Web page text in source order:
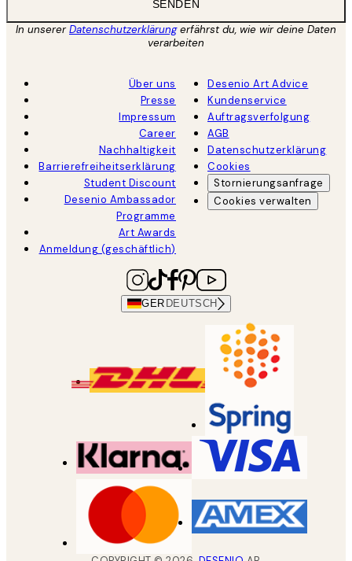
SENDEN
In unsererDatenschutzerklärungerfährst du, wie wir deine Daten
verarbeiten
Über uns
Presse
Impressum
Career
Nachhaltigkeit
Barrierefreiheitserklärung
Student Discount
Desenio Ambassador
Programme
Art Awards
Anmeldung (geschäftlich)
Desenio Art Advice
Kundenservice
Auftragsverfolgung
AGB
Datenschutzerklärung
Cookies
Stornierungsanfrage
Cookies verwalten
GER DEUTSCH